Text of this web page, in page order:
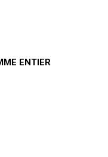
ENTIER